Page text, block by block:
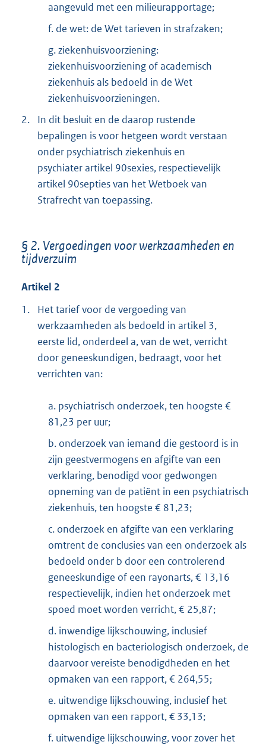
aangevuld met een milieurapportage;
f. de wet: de Wet tarieven in strafzaken;
g. ziekenhuisvoorziening:
ziekenhuisvoorziening of academisch
ziekenhuis als bedoeld in de Wet
ziekenhuisvoorzieningen.
2.
In dit besluit en de daarop rustende
bepalingen is voor hetgeen wordt verstaan
onder psychiatrisch ziekenhuis en
psychiater artikel 90sexies, respectievelijk
artikel 90septies van het Wetboek van
Strafrecht van toepassing.
§ 2. Vergoedingen voor werkzaamheden en
tijdverzuim
Artikel 2
1.
Het tarief voor de vergoeding van
werkzaamheden als bedoeld in artikel 3,
eerste lid, onderdeel a, van de wet, verricht
door geneeskundigen, bedraagt, voor het
verrichten van:
a. psychiatrisch onderzoek, ten hoogste €
81,23 per uur;
b. onderzoek van iemand die gestoord is in
zijn geestvermogens en afgifte van een
verklaring, benodigd voor gedwongen
opneming van de patiënt in een psychiatrisch
ziekenhuis, ten hoogste € 81,23;
c. onderzoek en afgifte van een verklaring
omtrent de conclusies van een onderzoek als
bedoeld onder b door een controlerend
geneeskundige of een rayonarts, € 13,16
respectievelijk, indien het onderzoek met
spoed moet worden verricht, € 25,87;
d. inwendige lijkschouwing, inclusief
histologisch en bacteriologisch onderzoek, de
daarvoor vereiste benodigdheden en het
opmaken van een rapport, € 264,55;
e. uitwendige lijkschouwing, inclusief het
opmaken van een rapport, € 33,13;
f. uitwendige lijkschouwing, voor zover het